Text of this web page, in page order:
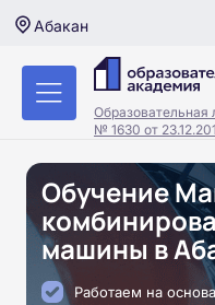
Абакан
Образовательная
№ 1630 от
Обучение
машины в
Работаем на